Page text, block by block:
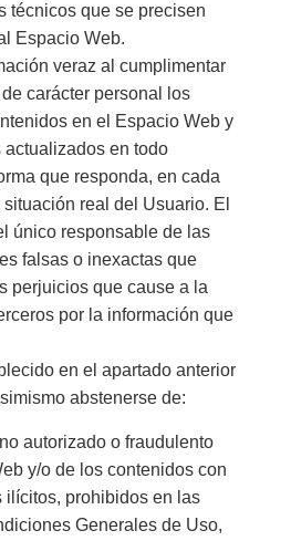
técnicos que se precisen
Espacio Web.
veraz al cumplimentar
carácter personal los
en el Espacio Web y
actualizados en todo
que responda, en cada
real del Usuario. El
único responsable de las
falsas o inexactas que
perjuicios que cause a la
por la información que
en el apartado anterior
abstenerse de:
autorizado o fraudulento
y/o de los contenidos con
ilícitos, prohibidos en las
Generales de Uso,